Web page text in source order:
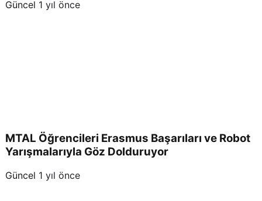
Güncel 1 yıl önce
MTAL Öğrencileri Erasmus Başarıları ve Robot
Yarışmalarıyla Göz Dolduruyor
Güncel 1 yıl önce